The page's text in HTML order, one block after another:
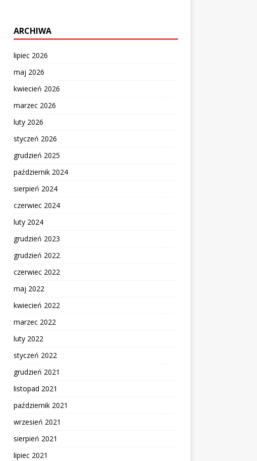
ARCHIWA
lipiec 2026
maj 2026
kwiecień 2026
marzec 2026
luty 2026
styczeń 2026
grudzień 2025
październik 2024
sierpień 2024
czerwiec 2024
luty 2024
grudzień 2023
grudzień 2022
czerwiec 2022
maj 2022
kwiecień 2022
marzec 2022
luty 2022
styczeń 2022
grudzień 2021
listopad 2021
październik 2021
wrzesień 2021
sierpień 2021
lipiec 2021